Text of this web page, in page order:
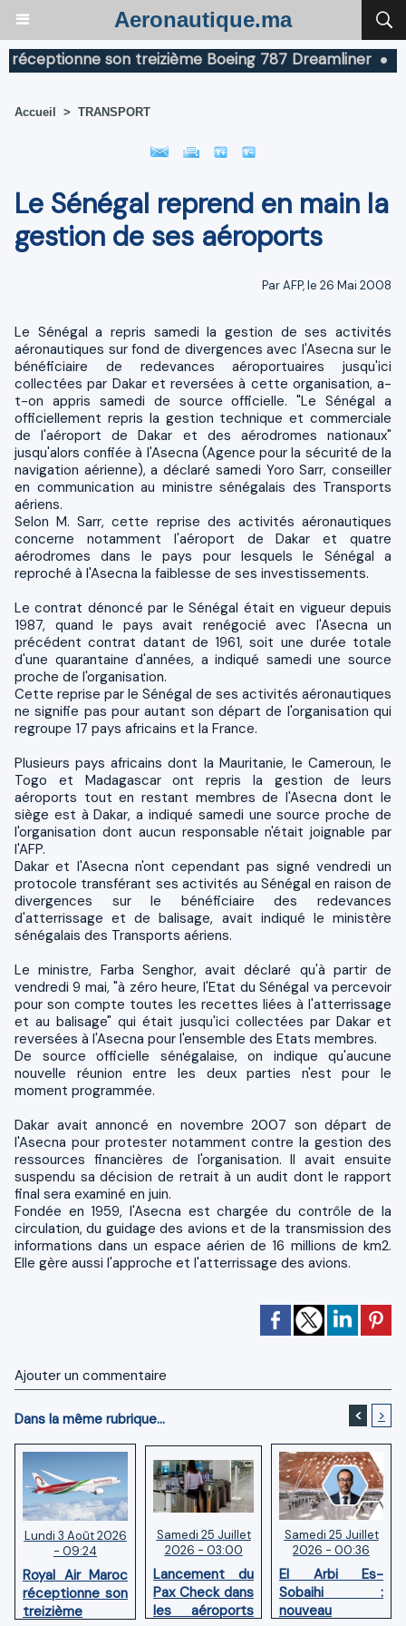
Aeronautique.ma
son treizième Boeing 787 Dreamliner
Accueil > TRANSPORT
Le Sénégal reprend en main la
gestion de ses aéroports
Par AFP, le 26 Mai 2008
Le Sénégal a repris samedi la gestion de ses activités
aéronautiques sur fond de divergences avec l'Asecna sur le
bénéficiaire de redevances aéroportuaires jusqu'ici
collectées par Dakar et reversées à cette organisation, a-
t-on appris samedi de source officielle. "Le Sénégal a
officiellement repris la gestion technique et commerciale
de l'aéroport de Dakar et des aérodromes nationaux"
jusqu'alors confiée à l'Asecna (Agence pour la sécurité de la
navigation aérienne), a déclaré samedi Yoro Sarr, conseiller
en communication au ministre sénégalais des Transports
aériens.
Selon M. Sarr, cette reprise des activités aéronautiques
concerne notamment l'aéroport de Dakar et quatre
aérodromes dans le pays pour lesquels le Sénégal a
reproché à l'Asecna la faiblesse de ses investissements.
Le contrat dénoncé par le Sénégal était en vigueur depuis
1987, quand le pays avait renégocié avec l'Asecna un
précédent contrat datant de 1961, soit une durée totale
d'une quarantaine d'années, a indiqué samedi une source
proche de l'organisation.
Cette reprise par le Sénégal de ses activités aéronautiques
ne signifie pas pour autant son départ de l'organisation qui
regroupe 17 pays africains et la France.
Plusieurs pays africains dont la Mauritanie, le Cameroun, le
Togo et Madagascar ont repris la gestion de leurs
aéroports tout en restant membres de l'Asecna dont le
siège est à Dakar, a indiqué samedi une source proche de
l'organisation dont aucun responsable n'était joignable par
l'AFP.
Dakar et l'Asecna n'ont cependant pas signé vendredi un
protocole transférant ses activités au Sénégal en raison de
divergences sur le bénéficiaire des redevances
d'atterrissage et de balisage, avait indiqué le ministère
sénégalais des Transports aériens.
Le ministre, Farba Senghor, avait déclaré qu'à partir de
vendredi 9 mai, "à zéro heure, l'Etat du Sénégal va percevoir
pour son compte toutes les recettes liées à l'atterrissage
et au balisage" qui était jusqu'ici collectées par Dakar et
reversées à l'Asecna pour l'ensemble des Etats membres.
De source officielle sénégalaise, on indique qu'aucune
nouvelle réunion entre les deux parties n'est pour le
moment programmée.
Dakar avait annoncé en novembre 2007 son départ de
l'Asecna pour protester notamment contre la gestion des
ressources financières de l'organisation. Il avait ensuite
suspendu sa décision de retrait à un audit dont le rapport
final sera examiné en juin.
Fondée en 1959, l'Asecna est chargée du contrôle de la
circulation, du guidage des avions et de la transmission des
informations dans un espace aérien de 16 millions de km2.
Elle gère aussi l'approche et l'atterrissage des avions.
Ajouter un commentaire
Dans la même rubrique... < >
Lundi 3 Août 2026
- 09:24
Royal Air Maroc
réceptionne son
treizième
Samedi 25 Juillet
2026 - 03:00
Lancement du
Pax Check dans
les aéroports
Samedi 25 Juillet
2026 - 00:36
El Arbi Es-
Sobaihi :
nouveau